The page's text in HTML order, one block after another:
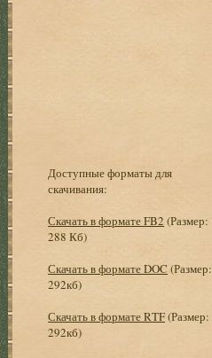
Доступные форматы для
скачивания:
Скачать в формате FB2 (Размер:
288 Кб)
Скачать в формате DOC (Размер:
292кб)
Скачать в формате RTF(Размер:
292кб)